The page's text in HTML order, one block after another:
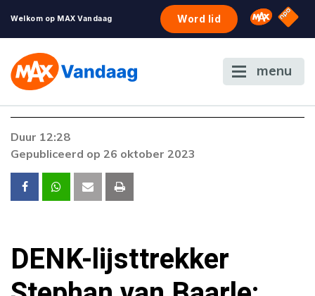
Welkom op MAX Vandaag Word lid Omroep
NPO
menu
De gewenste stream is op dit moment niet
voordoen, neem dan contact op met onze
klantenservice.
Duur 12:28
Gepubliceerd op 26 oktober 2023
DENK-lijsttrekker